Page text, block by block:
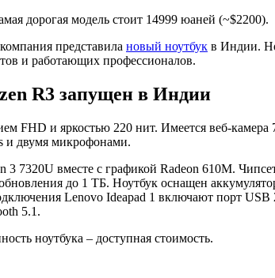
дорогая модель стоит 14999 юаней (~$2200).
представила новый ноутбук в Индии.
и работающих профессионалов.
R3 запущен в Индии
FHD и яркостью 220 нит. Имеется веб-
и двумя микрофонами.
7320U вместе с графикой Radeon 610M.
до 1 ТБ. Ноутбук оснащен
Lenovo Ideapad 1 включают порт USB
5.1.
ноутбука – доступная стоимость.